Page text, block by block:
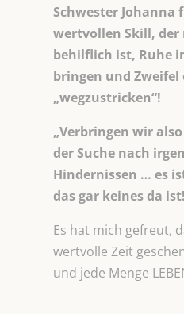
Schwester Johanna
wertvollen Skill,
behilflich ist, Ruhe
bringen und Zweifel
„wegzustricken“!
„Verbringen wir
der Suche nach
Hindernissen … es
das gar keines da
Es hat mich gefreut,
wertvolle Zeit
und jede Menge